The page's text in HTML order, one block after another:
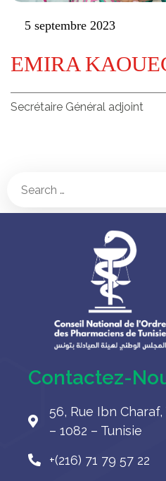
5 septembre 2023
EMIRA
Secrétaire Général adjoint
Contactez-
56, Rue Ibn
– 1082 – Tunisie
+(216) 71 79 57 22